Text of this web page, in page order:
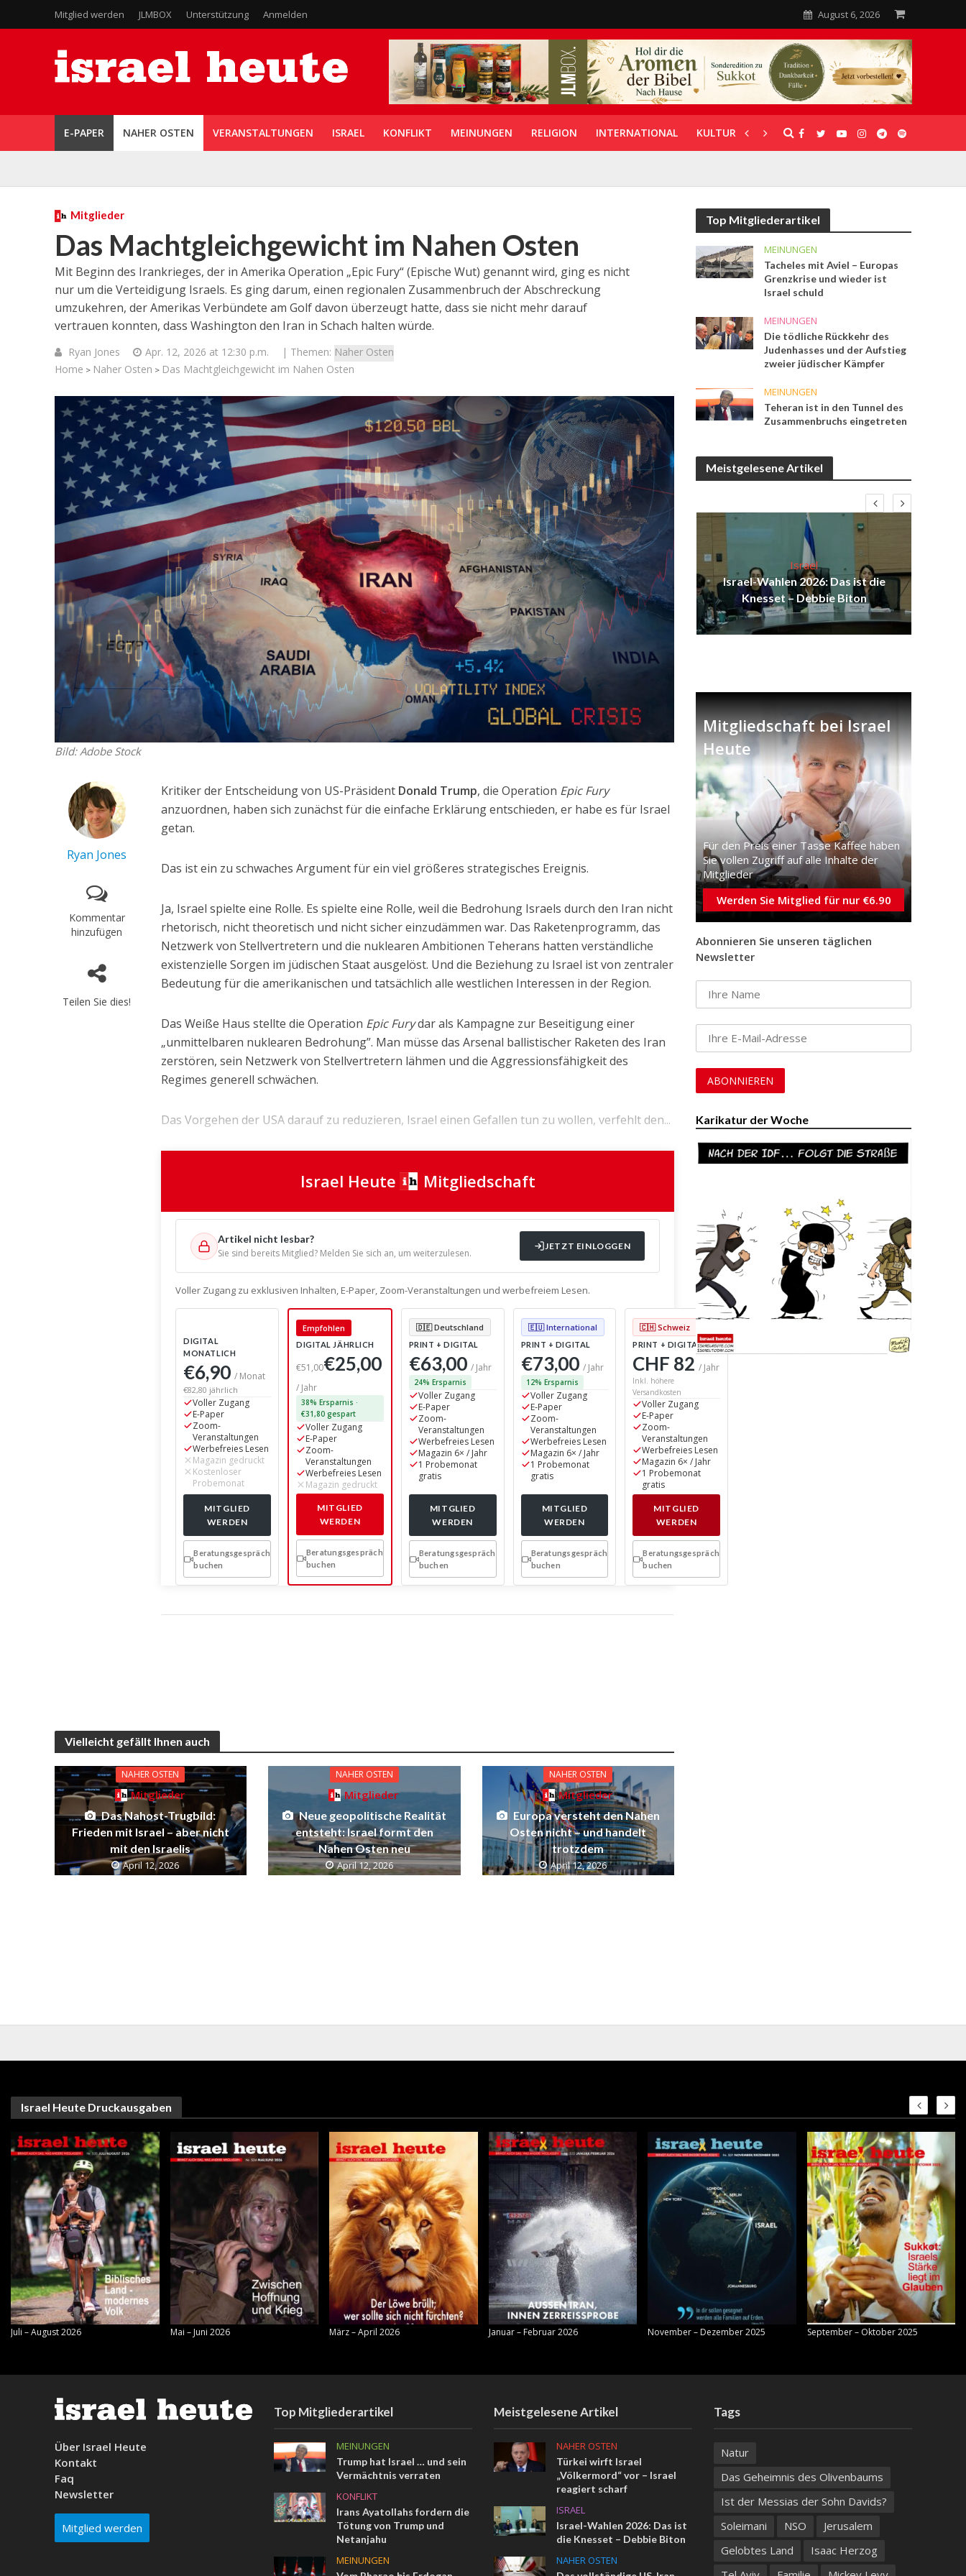
Mitglied werden JLMBOX Unterstützung Anmelden August 6, 2026
E-PAPER NAHER OSTEN VERANSTALTUNGEN ISRAEL KONFLIKT MEINUNGEN RELIGION INTERNATIONAL KULTUR UNTERSTÜTZUNG
Mitglieder
Das Machtgleichgewicht im Nahen Osten
Mit Beginn des Irankrieges, der in Amerika Operation „Epic Fury“ (Epische Wut) genannt wird, ging es nicht
nur um die Verteidigung Israels. Es ging darum, einen regionalen Zusammenbruch der Abschreckung
umzukehren, der Amerikas Verbündete am Golf davon überzeugt hatte, dass sie nicht mehr darauf
vertrauen konnten, dass Washington den Iran in Schach halten würde.
Ryan Jones Apr. 12, 2026 at 12:30 p.m. | Themen: Naher Osten
Home > Naher Osten > Das Machtgleichgewicht im Nahen Osten
Bild: Adobe Stock
Ryan Jones
Kommentar
hinzufügen
Teilen Sie dies!
Kritiker der Entscheidung von US-Präsident Donald Trump, die Operation Epic Fury
anzuordnen, haben sich zunächst für die einfache Erklärung entschieden, er habe es für Israel
getan.
Das ist ein zu schwaches Argument für ein viel größeres strategisches Ereignis.
Ja, Israel spielte eine Rolle. Es spielte eine Rolle, weil die Bedrohung Israels durch den Iran nicht
rhetorisch, nicht theoretisch und nicht sicher einzudämmen war. Das Raketenprogramm, das
Netzwerk von Stellvertretern und die nuklearen Ambitionen Teherans hatten verständliche
existenzielle Sorgen im jüdischen Staat ausgelöst. Und die Beziehung zu Israel ist von zentraler
Bedeutung für die amerikanischen und tatsächlich alle westlichen Interessen in der Region.
Das Weiße Haus stellte die Operation Epic Furydar als Kampagne zur Beseitigung einer
„unmittelbaren nuklearen Bedrohung”. Man müsse das Arsenal ballistischer Raketen des Iran
zerstören, sein Netzwerk von Stellvertretern lähmen und die Aggressionsfähigkeit des
Regimes generell schwächen.
Das Vorgehen der USA darauf zu reduzieren, Israel einen Gefallen tun zu wollen, verfehlt den...
Israel Heute Mitgliedschaft
Artikel nicht lesbar?
Sie sind bereits Mitglied? Melden Sie sich an, um weiterzulesen.
JETZT EINLOGGEN
Voller Zugang zu exklusiven Inhalten, E-Paper, Zoom-Veranstaltungen und werbefreiem Lesen.
DIGITAL
MONATLICH
€6,90/ Monat
€82,80 jährlich
Voller Zugang
E-Paper
Zoom-
Veranstaltungen
Werbefreies Lesen
Magazin gedruckt
Kostenloser
Probemonat
MITGLIED
WERDEN
Beratungsgespräch
buchen
Empfohlen
DIGITAL JÄHRLICH
€51,00€25,00
/ Jahr
38% Ersparnis ·
€31,80 gespart
Voller Zugang
E-Paper
Zoom-
Veranstaltungen
Werbefreies Lesen
Magazin gedruckt
MITGLIED
WERDEN
Beratungsgespräch
buchen
🇩🇪 Deutschland
PRINT + DIGITAL
€63,00 / Jahr
24% Ersparnis
Voller Zugang
E-Paper
Zoom-
Veranstaltungen
Werbefreies Lesen
Magazin 6× / Jahr
1 Probemonat
gratis
MITGLIED
WERDEN
Beratungsgespräch
buchen
🇪🇺 International
PRINT + DIGITAL
€73,00 / Jahr
12% Ersparnis
Voller Zugang
E-Paper
Zoom-
Veranstaltungen
Werbefreies Lesen
Magazin 6× / Jahr
1 Probemonat
gratis
MITGLIED
WERDEN
Beratungsgespräch
buchen
🇨🇭 Schweiz
PRINT + DIGITAL
CHF 82/ Jahr
Inkl. höhere
Versandkosten
Voller Zugang
E-Paper
Zoom-
Veranstaltungen
Werbefreies Lesen
Magazin 6× / Jahr
1 Probemonat
gratis
MITGLIED
WERDEN
Beratungsgespräch
buchen
Vielleicht gefällt Ihnen auch
NAHER OSTEN
Mitglieder
Das Nahost-Trugbild:
Frieden mit Israel – aber nicht
mit den Israelis
April 12, 2026
NAHER OSTEN
Mitglieder
Neue geopolitische Realität
entsteht: Israel formt den
Nahen Osten neu
April 12, 2026
NAHER OSTEN
Mitglieder
Europa versteht den Nahen
Osten nicht – und handelt
trotzdem
April 12, 2026
Top Mitgliederartikel
MEINUNGEN
Tacheles mit Aviel – Europas
Grenzkrise und wieder ist
Israel schuld
MEINUNGEN
Die tödliche Rückkehr des
Judenhasses und der Aufstieg
zweier jüdischer Kämpfer
MEINUNGEN
Teheran ist in den Tunnel des
Zusammenbruchs eingetreten
Meistgelesene Artikel
Israel
Israelische Wahlen 2026: Das ist
die Knesset – Vladimir Beliak
Israel
Israelische Wahlen 2026: Das ist
die Knesset – Moshe Abutbul
Israel
Israel-Wahlen 2026: Das ist die
Knesset – Debbie Biton
Mitgliedschaft bei Israel
Heute
Für den Preis einer Tasse Kaffee haben
Sie vollen Zugriff auf alle Inhalte der
Mitglieder
Werden Sie Mitglied für nur €6.90
Abonnieren Sie unseren täglichen
Newsletter
Karikatur der Woche
Israel Heute Druckausgaben
Juli – August 2026 Mai – Juni 2026 März – April 2026 Januar – Februar 2026 November – Dezember 2025 September – Oktober 2025
Über Israel Heute
Kontakt
Faq
Newsletter
Mitglied werden
Top Mitgliederartikel
MEINUNGEN
Trump hat Israel … und sein
Vermächtnis verraten
KONFLIKT
Irans Ayatollahs fordern die
Tötung von Trump und
Netanjahu
MEINUNGEN
Meistgelesene Artikel
NAHER OSTEN
Türkei wirft Israel
„Völkermord“ vor – Israel
reagiert scharf
ISRAEL
Israel-Wahlen 2026: Das ist
die Knesset – Debbie Biton
NAHER OSTEN
Tags
Natur
Das Geheimnis des Olivenbaums
Ist der Messias der Sohn Davids?
Soleimani
NSO
Jerusalem
Gelobtes Land
Isaac Herzog